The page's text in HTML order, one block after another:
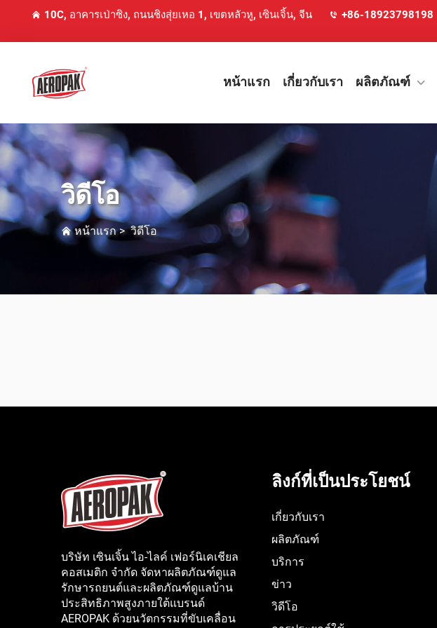
10C, อาคารเป่าซิง, ถนนชิงสุ่ยเหอ 1, เขตหลัวหู, เซินเจิ้น, จีน +86-18923798198
หน้าแรก เกี่ยวกับเรา ผลิตภัณฑ์
วิดีโอ
หน้าแรก>วิดีโอ
บริษัท เซินเจิ้น ไอ-ไลค์ เฟอร์นิเคเชียล
คอสเมติก จำกัด จัดหาผลิตภัณฑ์ดูแล
รักษารถยนต์และผลิตภัณฑ์ดูแลบ้าน
ประสิทธิภาพสูงภายใต้แบรนด์
AEROPAK ด้วยนวัตกรรมที่ขับเคลื่อน
ลิงก์ที่เป็นประโยชน์
เกี่ยวกับเรา
ผลิตภัณฑ์
บริการ
ข่าว
วิดีโอ